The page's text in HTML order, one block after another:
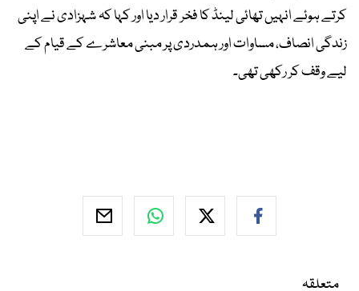
کرتے ہوئے انہیں تھائی لینڈ کا فخر قرار دیا اور کہا کہ شہزادی نے اپنی
زندگی انصاف، مساوات اور ہمدردی پر مبنی معاشرے کے قیام کے
لیے وقف کر رکھی تھی۔
متعلقہ